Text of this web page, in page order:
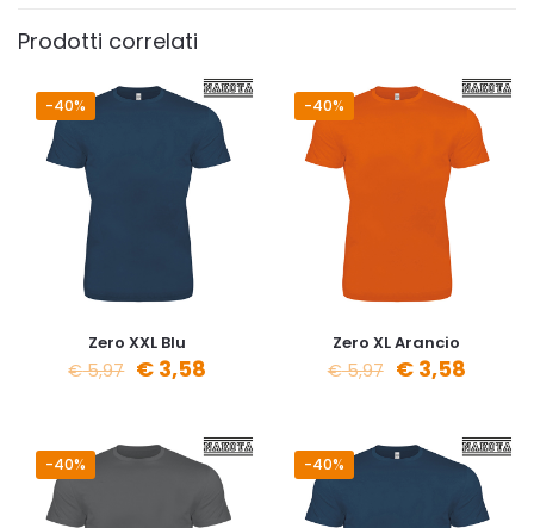
Prodotti correlati
-40%
Zero XXL Blu
€5,97 € 3,58
-40%
Zero XL Arancio
€5,97 €3,58
-40% -40%